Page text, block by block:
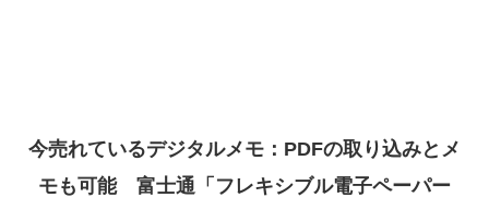
今売れているデジタルメモ：PDFの取り込みとメ
モも可能 富士通「フレキシブル電子ペーパー